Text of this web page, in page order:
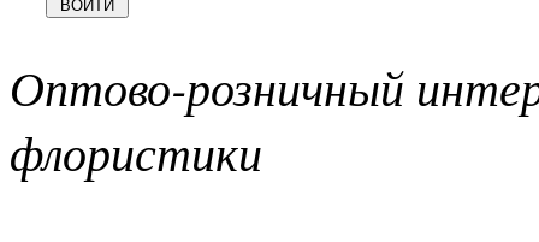
Оптово-розничный
флористики